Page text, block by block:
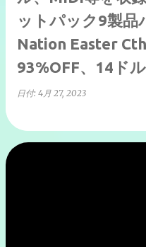
ットパック9製品
Nation Easter
93%OFF、14ドル
日付: 4月 27, 2023